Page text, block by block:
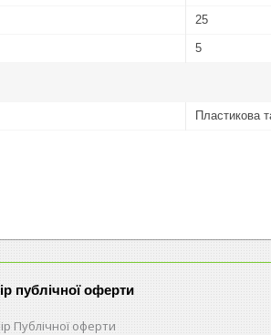
25
5
Пластикова
публічної оферти
Публічної оферти